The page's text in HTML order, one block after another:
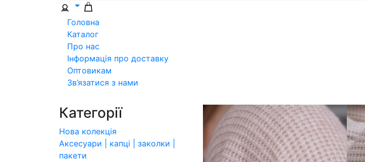
Головна
Каталог
Про нас
Інформація про доставку
Оптовикам
Зв’язатися з нами
Категорії
Нова колекція
Аксесуари | капці | заколки |
пакети